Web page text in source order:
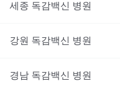
세종 독감백신 병원
강원 독감백신 병원
경남 독감백신 병원